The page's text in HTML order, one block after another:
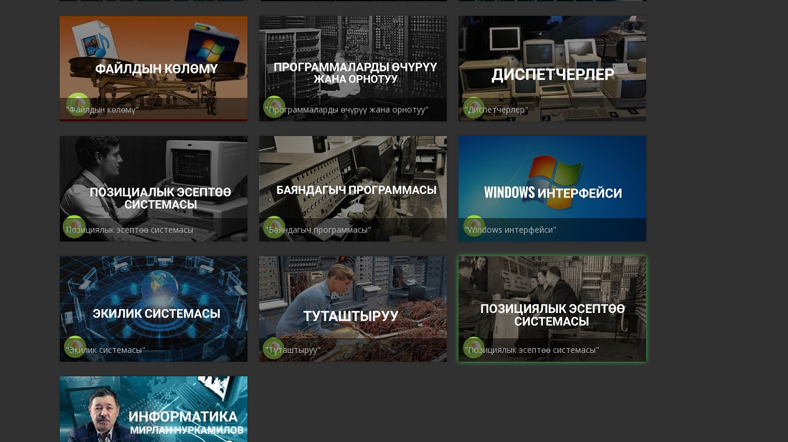
"Файлдын көлөмү" "Программаларды өчүрүү жана орнотуу" "Диспетчерлер"
Позициялык эсептөө системасы "Баяндагыч программасы" "Windows интерфейси"
"Экилик системасы" "Туташтыруу" "Позициялык эсептөө системасы"